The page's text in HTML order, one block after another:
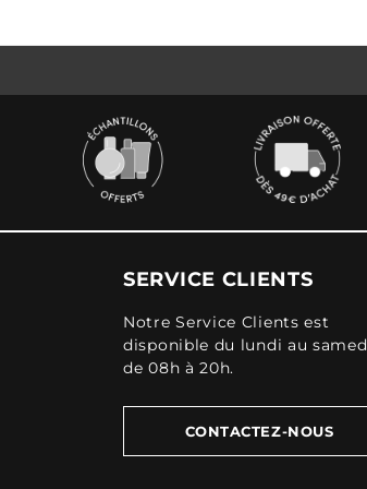
SERVICE CLIENTS
Notre Service Clients est
disponible du lundi au
de 08h à 20h.
CONTACTEZ-NOUS